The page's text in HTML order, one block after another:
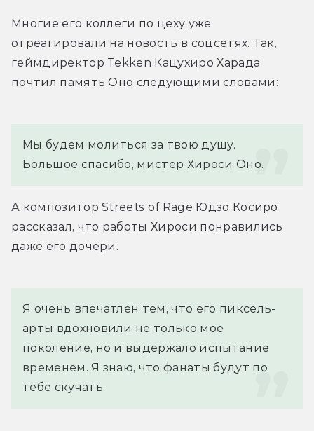
Многие его коллеги по цеху уже
отреагировали на новость в соцсетях. Так,
геймдиректор Tekken Кацухиро Харада
почтил память Оно следующими словами:
Мы будем молиться за твою душу.
Большое спасибо, мистер Хироси Оно.
А композитор Streets of Rage Юдзо Косиро
рассказал, что работы Хироси понравились
даже его дочери.
Я очень впечатлен тем, что его пиксель-
арты вдохновили не только мое
поколение, но и выдержало испытание
временем. Я знаю, что фанаты будут по
тебе скучать.